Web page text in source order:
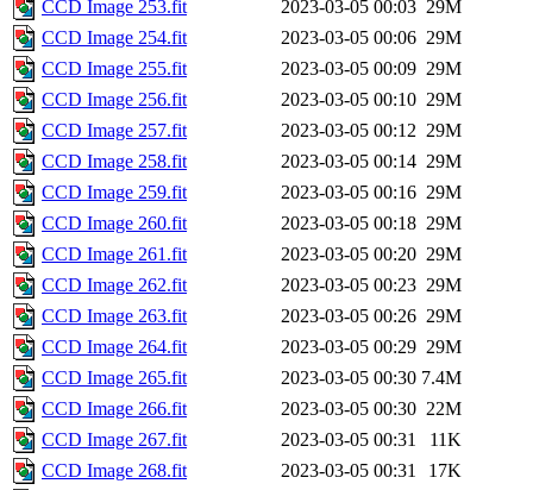
CCD Image 253.fit 2023-03-05 00:03 29M
CCD Image 254.fit
2023-03-05 00:06 29M
CCD Image 255.fit
2023-03-05 00:09 29M
CCD Image 256.fit
2023-03-05 00:10 29M
CCD Image 257.fit
2023-03-05 00:12 29M
CCD Image 258.fit
2023-03-05 00:14 29M
CCD Image 259.fit
2023-03-05 00:16 29M
CCD Image 260.fit
2023-03-05 00:18 29M
CCD Image 261.fit
2023-03-05 00:20 29M
CCD Image 262.fit
2023-03-05 00:23 29M
CCD Image 263.fit
2023-03-05 00:26 29M
CCD Image 264.fit
2023-03-05 00:29 29M
CCD Image 265.fit
2023-03-05 00:30 7.4M
CCD Image 266.fit
2023-03-05 00:30 22M
CCD Image 267.fit
2023-03-05 00:31
11K
CCD Image 268.fit
2023-03-05 00:31
17K